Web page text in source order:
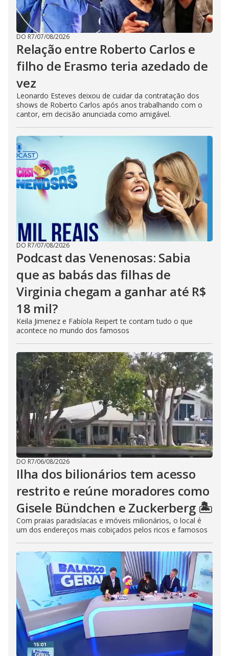
DO R7/07/08/2026
Relação entre Roberto Carlos e
filho de Erasmo teria azedado de
vez
Leonardo Esteves deixou de cuidar da contratação dos
shows de Roberto Carlos após anos trabalhando com o
cantor, em decisão anunciada como amigável.
DO R7/07/08/2026
Podcast das Venenosas: Sabia
que as babás das filhas de
Virginia chegam a ganhar até R$
18 mil?
Keila Jimenez e Fabíola Reipert te contam tudo o que
acontece no mundo dos famosos
DO R7/06/08/2026
Ilha dos bilionários tem acesso
restrito e reúne moradores como
Gisele Bündchen e Zuckerberg 🏝️
Com praias paradisíacas e imóveis milionários, o local é
um dos endereços mais cobiçados pelos ricos e famosos